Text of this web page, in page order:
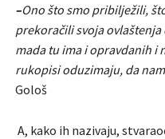
–Ono što smo pribilježili,
prekoračili svoja
mada tu ima i opravdanih i
rukopisi oduzimaju, da
Gološ
A, kako ih nazivaju,